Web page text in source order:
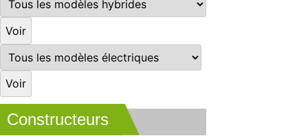
Constructeurs